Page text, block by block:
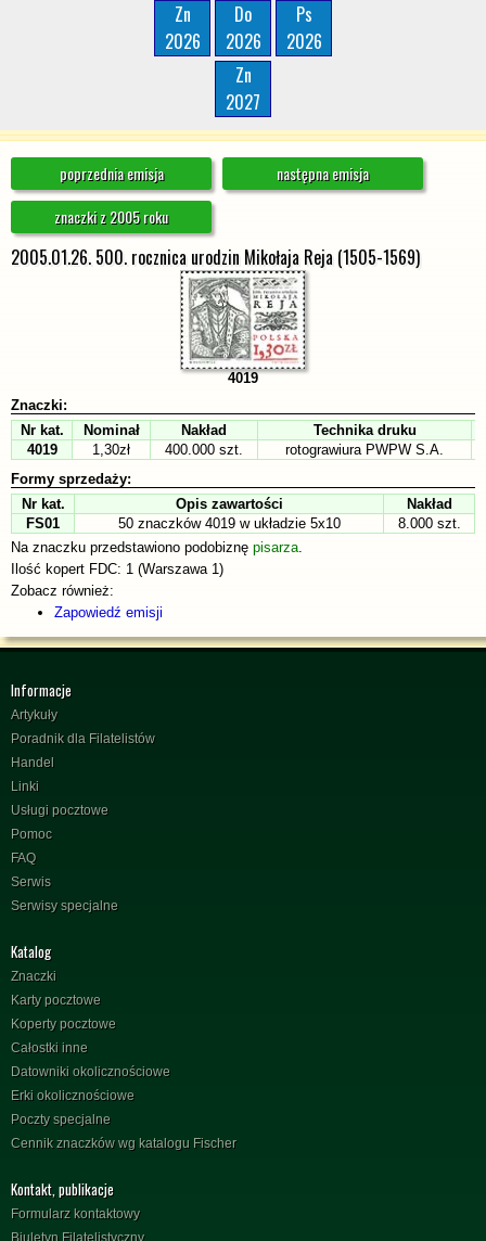
Zn
2026
Do
2026
Ps
2026
Zn
2027
poprzednia emisja
następna emisja
znaczki z 2005 roku
2005.01.26. 500. rocznica urodzin Mikołaja Reja (1505-1569)
4019
Znaczki:
Nr kat.
Nominał Nakład
Technika druku
4019
1,30zł 400.000 szt.
rotograwiura PWPW S.A.
Formy sprzedaży:
Nr kat.
Opis zawartości
Nakład
FS01
50 znaczków 4019 w układzie 5x10
8.000 szt.
Na znaczku przedstawiono podobiznę pisarza
Ilość kopert FDC: 1 (Warszawa 1)
Zobacz również:
Zapowiedź emisji
Informacje
Artykuły
Poradnik dla Filatelistów
Handel
Linki
Usługi pocztowe
Pomoc
FAQ
Serwis
Serwisy specjalne
Katalog
Znaczki
Karty pocztowe
Koperty pocztowe
Całostki inne
Datowniki okolicznościowe
Erki okolicznościowe
Poczty specjalne
Cennik znaczków wg katalogu Fischer
Kontakt, publikacje
Formularz kontaktowy
Biuletyn Filatelistyczny